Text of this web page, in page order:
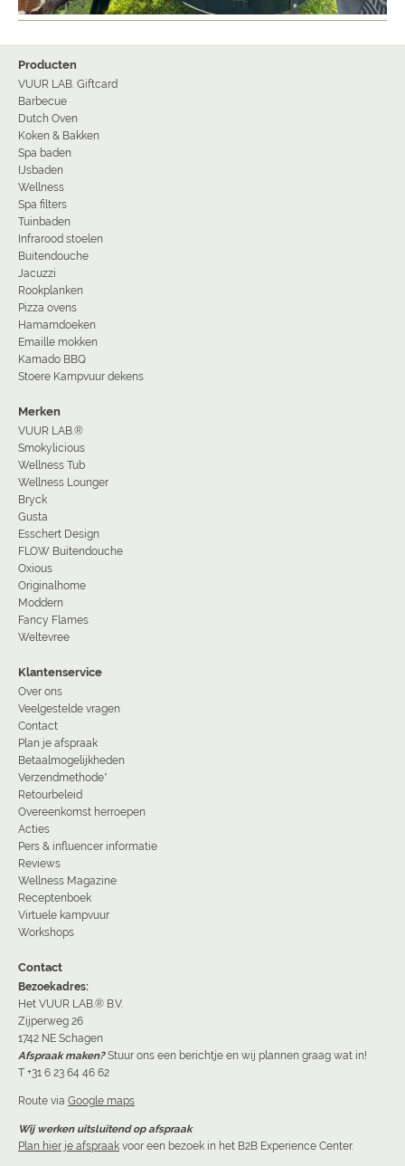
Producten
VUUR LAB. Giftcard
Barbecue
Dutch Oven
Koken & Bakken
Spa baden
IJsbaden
Wellness
Spa filters
Tuinbaden
Infrarood stoelen
Buitendouche
Jacuzzi
Rookplanken
Pizza ovens
Hamamdoeken
Emaille mokken
Kamado BBQ
Stoere Kampvuur dekens
Merken
VUUR LAB.®
Smokylicious
Wellness Tub
Wellness Lounger
Bryck
Gusta
Esschert Design
FLOW Buitendouche
Oxious
Originalhome
Moddern
Fancy Flames
Weltevree
Klantenservice
Over ons
Veelgestelde vragen
Contact
Plan je afspraak
Betaalmogelijkheden
Verzendmethode*
Retourbeleid
Overeenkomst herroepen
Acties
Pers & influencer informatie
Reviews
Wellness Magazine
Receptenboek
Virtuele kampvuur
Workshops
Contact
Bezoekadres:
Het VUUR LAB.® B.V.
Zijperweg 26
1742 NE Schagen
Afspraak maken? Stuur ons een berichtje en wij plannen graag wat in!
T +31 6 23 64 46 62
Route via Google maps
Wij werken uitsluitend op afspraak
Plan hier je afspraak voor een bezoek in het B2B Experience Center.